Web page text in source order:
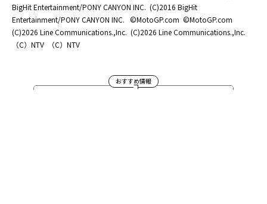
BigHit Entertainment/PONY CANYON INC. (C)2016 BigHit
Entertainment/PONY CANYON INC. ©MotoGP.com ©MotoGP.com
(C)2026 Line Communications.,Inc. (C)2026 Line Communications.,Inc.
（C）NTV
（C）NTV
おすすめ情報